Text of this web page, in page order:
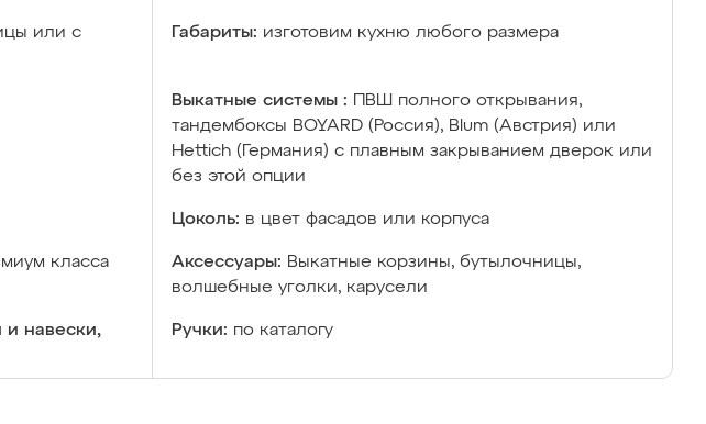
или с
Габариты: изготовим кухню любого размера
Выкатные системы :
ПВШ полного открывания,
тандембоксы BOYARD (Россия), Blum (Австрия) или
Hettich (Германия) с плавным закрыванием дверок или
без этой опции
Цоколь: в цвет фасадов или корпуса
класса
Аксессуары: Выкатные корзины, бутылочницы,
волшебные уголки, карусели
и навески,
Ручки: по каталогу